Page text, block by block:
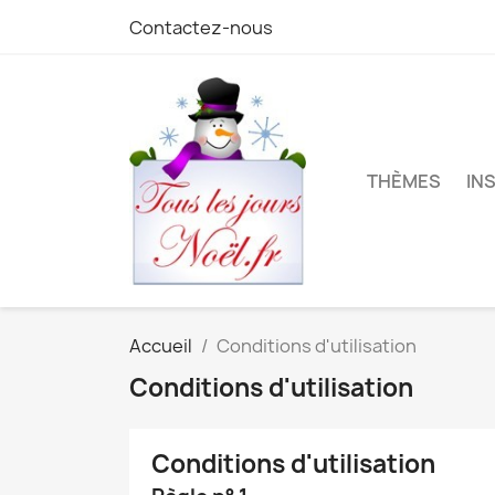
Contactez-nous
THÈMES
Accueil Conditions d'utilisation
Conditions d'utilisation
Conditions d'utilisation